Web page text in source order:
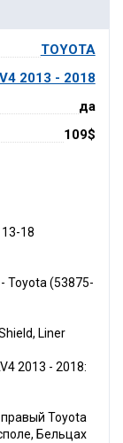
TOYOTA
2013 - 2018
да
109$
18
Toyota (53875-
Liner
2013 - 2018:
Toyota
Бельцах